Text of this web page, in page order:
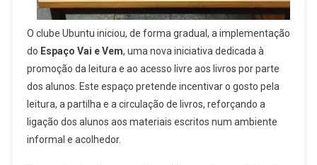
O clube Ubuntu iniciou, de forma gradual, a implementação
do Espaço Vai e Vem, uma nova iniciativa dedicada à
promoção da leitura e ao acesso livre aos livros por parte
dos alunos. Este espaço pretende incentivar o gosto pela
leitura, a partilha e a circulação de livros, reforçando a
ligação dos alunos aos materiais escritos num ambiente
informal e acolhedor.